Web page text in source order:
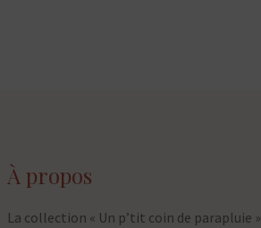
À propos
La collection « Un p’tit coin de parapluie »